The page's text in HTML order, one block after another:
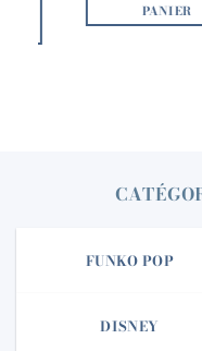
PANIER
FUNKO POP
DISNEY